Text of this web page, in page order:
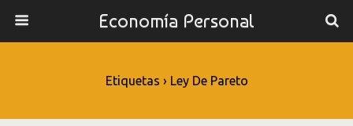
Economía Personal
Etiquetas › Ley De Pareto